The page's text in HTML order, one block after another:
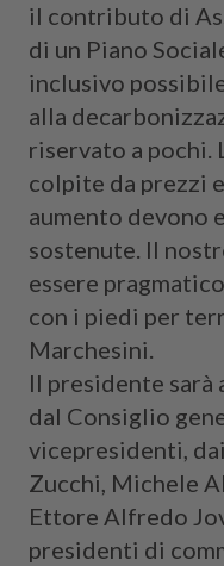
il contributo di
di un Piano
inclusivo
alla
riservato a pochi.
colpite da prezzi
aumento devono
sostenute. Il
essere
con i piedi per
Marchesini.
Il presidente sarà
dal Consiglio
vicepresidenti,
Zucchi, Michele
Ettore Alfredo
presidenti di